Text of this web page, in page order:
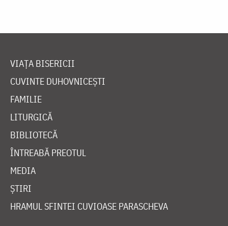
VIAȚA BISERICII
CUVINTE DUHOVNICEȘTI
FAMILIE
LITURGICĂ
BIBLIOTECĂ
ÎNTREABĂ PREOTUL
MEDIA
ȘTIRI
HRAMUL SFINTEI CUVIOASE PARASCHEVA